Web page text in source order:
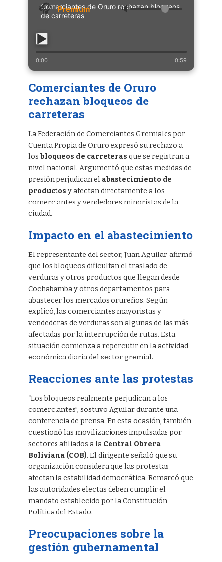
Comerciantes de Oruro rechazan bloqueos
de carreteras
🔈
0:00 0:59
Comerciantes de Oruro
rechazan bloqueos de
carreteras
La Federación de Comerciantes Gremiales por
Cuenta Propia de Oruro expresó su rechazo a
los bloqueos de carreteras que se registran a
nivel nacional. Argumentó que estas medidas de
presión perjudican el abastecimiento de
productos y afectan directamente a los
comerciantes y vendedores minoristas de la
ciudad.
Impacto en el abastecimiento
El representante del sector, Juan Aguilar, afirmó
que los bloqueos dificultan el traslado de
verduras y otros productos que llegan desde
Cochabamba y otros departamentos para
abastecer los mercados orureños. Según
explicó, las comerciantes mayoristas y
vendedoras de verduras son algunas de las más
afectadas por la interrupción de rutas. Esta
situación comienza a repercutir en la actividad
económica diaria del sector gremial.
Reacciones ante las protestas
“Los bloqueos realmente perjudican a los
comerciantes”, sostuvo Aguilar durante una
conferencia de prensa. En esta ocasión, también
cuestionó las movilizaciones impulsadas por
sectores afiliados a la Central Obrera
Boliviana (COB). El dirigente señaló que su
organización considera que las protestas
afectan la estabilidad democrática. Remarcó que
las autoridades electas deben cumplir el
mandato establecido por la Constitución
Política del Estado.
Preocupaciones sobre la
gestión gubernamental